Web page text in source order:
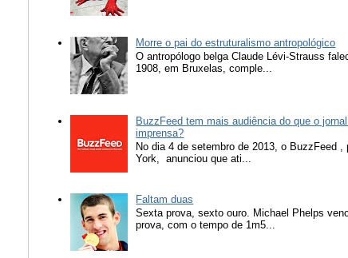
Morre o pai do estruturalismo antropológico
O antropólogo belga Claude Lévi-Strauss
1908, em Bruxelas, comple...
BuzzFeed tem mais audiência do que o
imprensa?
No dia 4 de setembro de 2013, o BuzzFeed
York, anunciou que ati...
Faltam duas
Sexta prova, sexto ouro. Michael Phelps
prova, com o tempo de 1m5...